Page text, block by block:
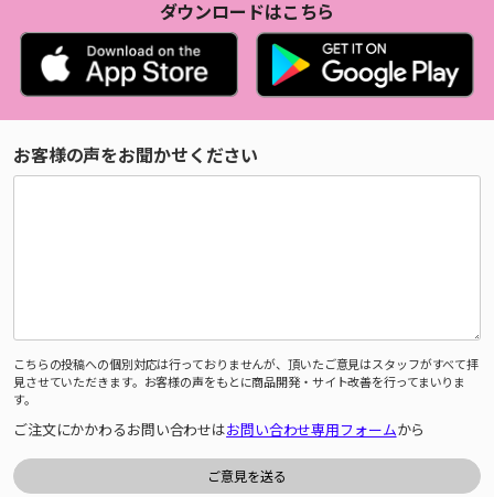
ダウンロードはこちら
お客様の声をお聞かせください
こちらの投稿への個別対応は行っておりませんが、頂いたご意見はスタッフがすべて拝
見させていただきます。お客様の声をもとに商品開発・サイト改善を行ってまいりま
す。
ご注文にかかわるお問い合わせはお問い合わせ専用フォームから